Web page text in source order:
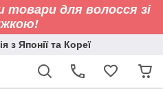
для волосся зі
з Японії та Кореї